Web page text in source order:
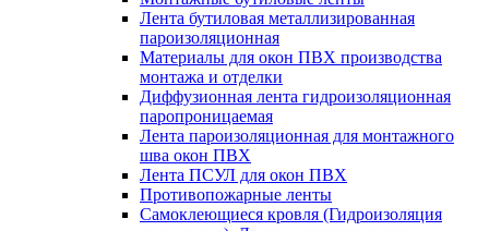
Лента бутиловая металлизированная
пароизоляционная
Материалы для окон ПВХ производства
монтажа и отделки
Диффузионная лента гидроизоляционная
паропроницаемая
Лента пароизоляционная для монтажного
шва окон ПВХ
Лента ПСУЛ для окон ПВХ
Противопожарные ленты
Самоклеющиеся кровля (Гидроизоляция